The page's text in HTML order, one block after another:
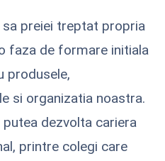
preiei treptat propria
faza de formare initiala
produsele,
si organizatia noastra.
dezvolta cariera
printre colegi care